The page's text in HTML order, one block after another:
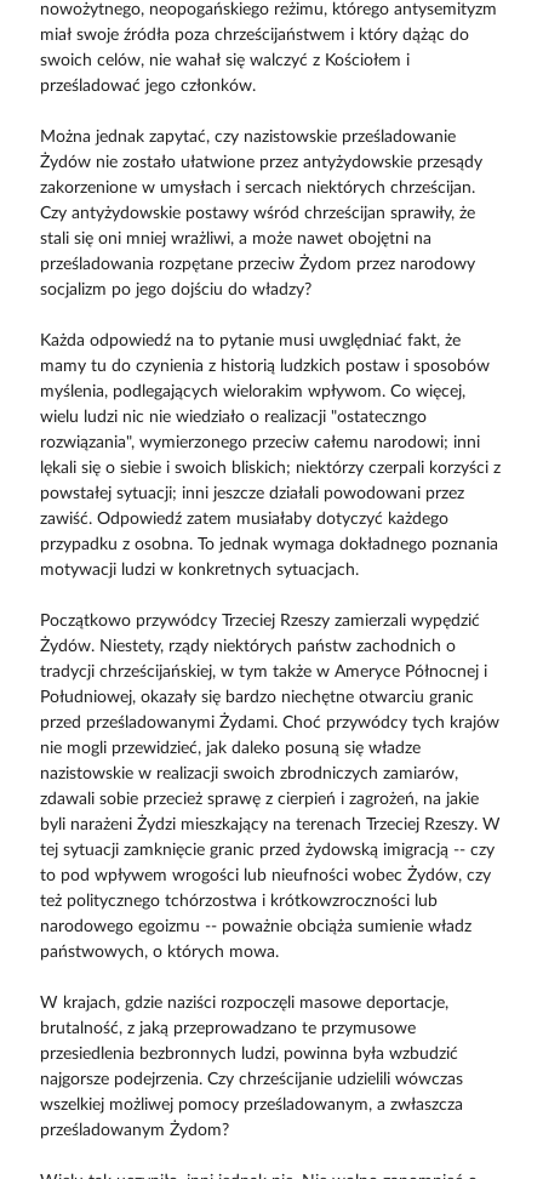
nowożytnego, neopogańskiego reżimu, którego antysemityzm
miał swoje źródła poza chrześcijaństwem i który dążąc do
swoich celów, nie wahał się walczyć z Kościołem i
prześladować jego członków.
Można jednak zapytać, czy nazistowskie prześladowanie
Żydów nie zostało ułatwione przez antyżydowskie przesądy
zakorzenione w umysłach i sercach niektórych chrześcijan.
Czy antyżydowskie postawy wśród chrześcijan sprawiły, że
stali się oni mniej wrażliwi, a może nawet obojętni na
prześladowania rozpętane przeciw Żydom przez narodowy
socjalizm po jego dojściu do władzy?
Każda odpowiedź na to pytanie musi uwględniać fakt, że
mamy tu do czynienia z historią ludzkich postaw i sposobów
myślenia, podlegających wielorakim wpływom. Co więcej,
wielu ludzi nic nie wiedziało o realizacji "ostateczngo
rozwiązania", wymierzonego przeciw całemu narodowi; inni
lękali się o siebie i swoich bliskich; niektórzy czerpali korzyści z
powstałej sytuacji; inni jeszcze działali powodowani przez
zawiść. Odpowiedź zatem musiałaby dotyczyć każdego
przypadku z osobna. To jednak wymaga dokładnego poznania
motywacji ludzi w konkretnych sytuacjach.
Początkowo przywódcy Trzeciej Rzeszy zamierzali wypędzić
Żydów. Niestety, rządy niektórych państw zachodnich o
tradycji chrześcijańskiej, w tym także w Ameryce Północnej i
Południowej, okazały się bardzo niechętne otwarciu granic
przed prześladowanymi Żydami. Choć przywódcy tych krajów
nie mogli przewidzieć, jak daleko posuną się władze
nazistowskie w realizacji swoich zbrodniczych zamiarów,
zdawali sobie przecież sprawę z cierpień i zagrożeń, na jakie
byli narażeni Żydzi mieszkający na terenach Trzeciej Rzeszy. W
tej sytuacji zamknięcie granic przed żydowską imigracją -- czy
to pod wpływem wrogości lub nieufności wobec Żydów, czy
też politycznego tchórzostwa i krótkowzroczności lub
narodowego egoizmu -- poważnie obciąża sumienie władz
państwowych, o których mowa.
W krajach, gdzie naziści rozpoczęli masowe deportacje,
brutalność, z jaką przeprowadzano te przymusowe
przesiedlenia bezbronnych ludzi, powinna była wzbudzić
najgorsze podejrzenia. Czy chrześcijanie udzielili wówczas
wszelkiej możliwej pomocy prześladowanym, a zwłaszcza
prześladowanym Żydom?